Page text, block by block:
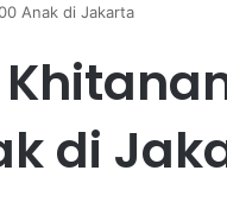
Anak di Jakarta
di